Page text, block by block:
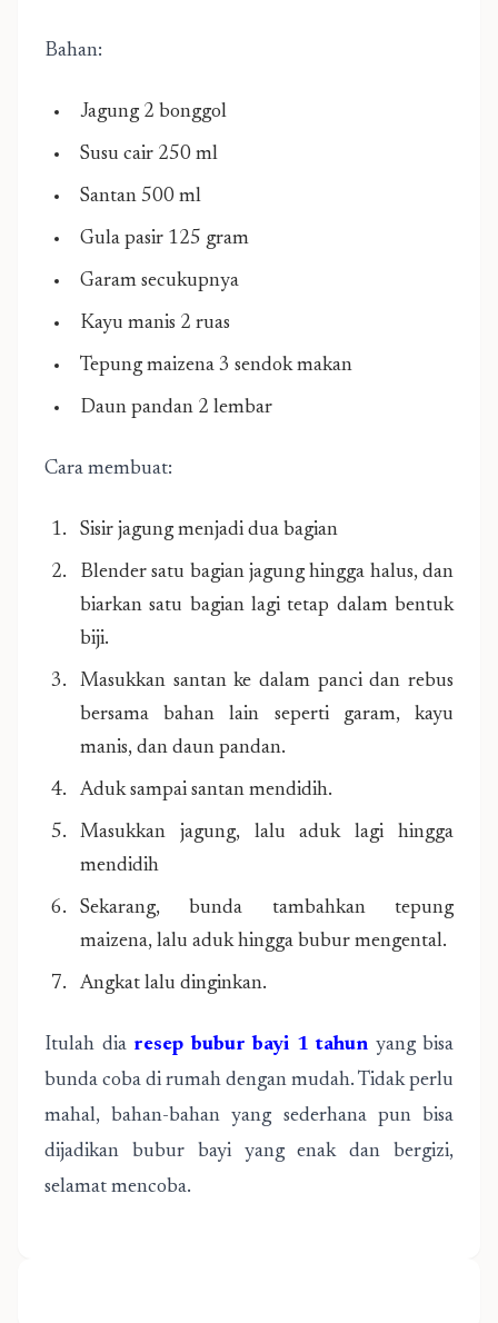
Bahan:
Jagung 2 bonggol
Susu cair 250 ml
Santan 500 ml
Gula pasir 125 gram
Garam secukupnya
Kayu manis 2 ruas
Tepung maizena 3 sendok makan
Daun pandan 2 lembar
Cara membuat:
Sisir jagung menjadi dua bagian
Blender satu bagian jagung hingga halus, dan
biarkan satu bagian lagi tetap dalam bentuk
biji.
Masukkan santan ke dalam panci dan rebus
bersama bahan lain seperti garam, kayu
manis, dan daun pandan.
Aduk sampai santan mendidih.
Masukkan jagung, lalu aduk lagi hingga
mendidih
Sekarang, bunda tambahkan tepung
maizena, lalu aduk hingga bubur mengental.
Angkat lalu dinginkan.
Itulah dia resep bubur bayi 1 tahun yang bisa
bunda coba di rumah dengan mudah. Tidak perlu
mahal, bahan-bahan yang sederhana pun bisa
dijadikan bubur bayi yang enak dan bergizi,
selamat mencoba.